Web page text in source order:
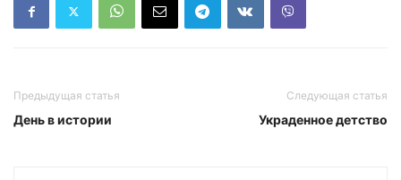
Предыдущая статья
День в истории
Следующая статья
Украденное детство